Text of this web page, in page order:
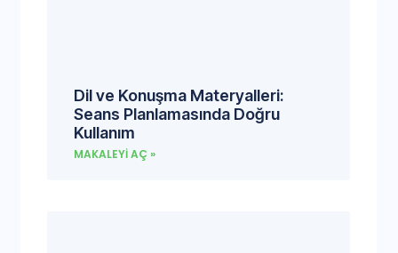
Dil ve Konuşma Materyalleri:
Seans Planlamasında Doğru
Kullanım
MAKALEYI AÇ »